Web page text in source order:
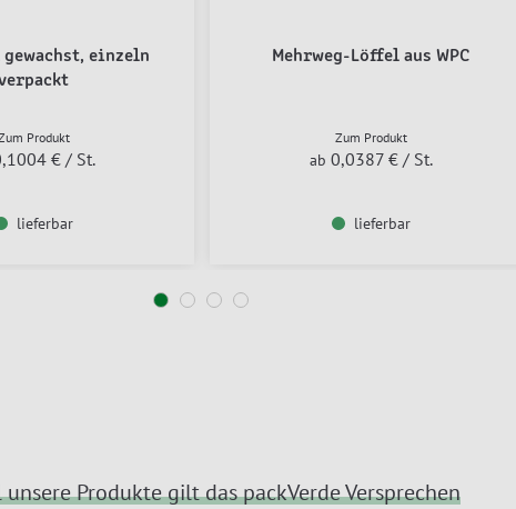
einzeln
Produkt
€ / St.
lieferbar
Mehrweg-Löffel aus WPC
Zum Produkt
ab 0,0387 € / St.
lieferbar
Produkte gilt das packVerde Versprechen